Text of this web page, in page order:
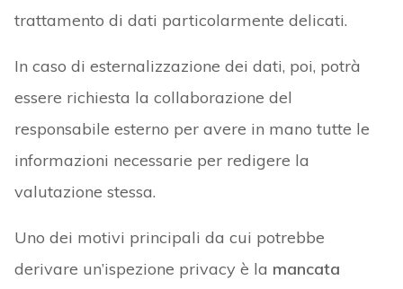
trattamento di dati particolarmente delicati.
In caso di esternalizzazione dei dati, poi, potrà
essere richiesta la collaborazione del
responsabile esterno per avere in mano tutte le
informazioni necessarie per redigere la
valutazione stessa.
Uno dei motivi principali da cui potrebbe
derivare un’ispezione privacy è la mancata